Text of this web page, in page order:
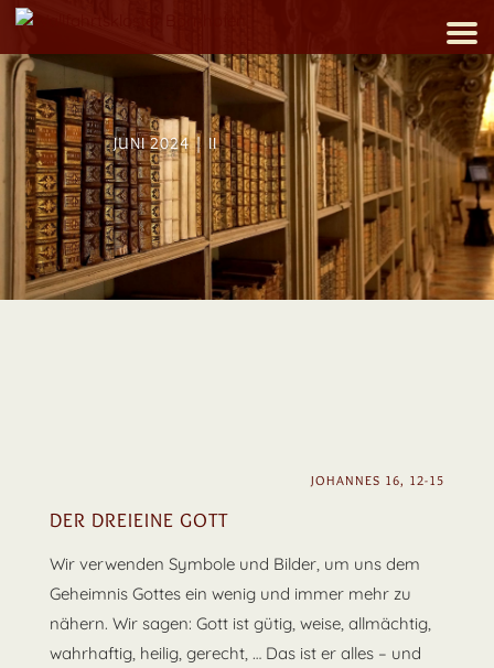
JUNI 2024 | II
JOHANNES 16, 12-15
DER DREIEINE GOTT
Wir verwenden Symbole und Bilder, um uns dem
Geheimnis Gottes ein wenig und immer mehr zu
nähern. Wir sagen: Gott ist gütig, weise, allmächtig,
wahrhaftig, heilig, gerecht, … Das ist er alles – und